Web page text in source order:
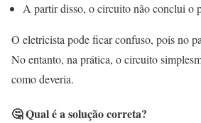
A partir disso, o circuito não conclui o
O eletricista pode ficar confuso, pois no
No entanto, na prática, o circuito
como deveria.
🤔 Qual é a solução correta?